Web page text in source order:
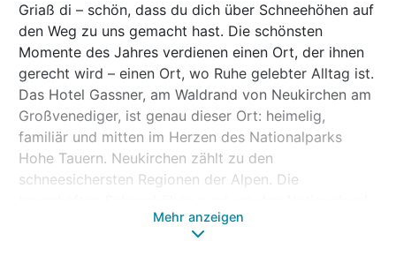
Griaß di – schön, dass du dich über Schneehöhen auf
den Weg zu uns gemacht hast. Die schönsten
Momente des Jahres verdienen einen Ort, der ihnen
gerecht wird – einen Ort, wo Ruhe gelebter Alltag ist.
Das Hotel Gassner, am Waldrand von Neukirchen am
Großvenediger, ist genau dieser Ort: heimelig,
familiär und mitten im Herzen des Nationalparks
Hohe Tauern. Neukirchen zählt zu den
schneesichersten Regionen der Alpen. Die
machen jeden Winter zum echten Erlebnis – ob auf
Winterwanderwegen, bei Schneeschuhtouren durch
Mehr anzeigen